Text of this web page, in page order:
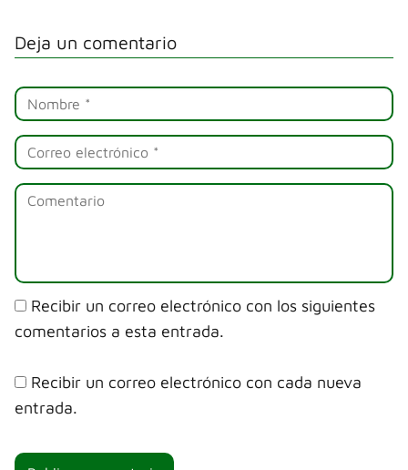
Deja un comentario
Recibir un correo electrónico con los siguientes
comentarios a esta entrada.
Recibir un correo electrónico con cada nueva
entrada.